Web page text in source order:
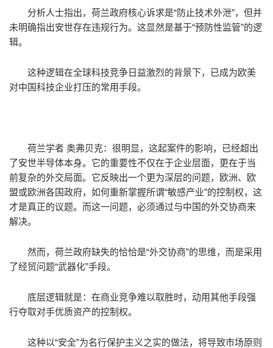
分析人士指出，荷兰政府核心诉求是“防止技术外泄”，但并
未明确指出安世存在违规行为。这显然是基于“预防性监管”的逻
辑。
这种逻辑在全球科技竞争日益激烈的背景下，已成为欧美
对中国科技企业打压的常用手段。
荷兰学者 奥弗贝克：很明显，这起案件的影响，已经超出
了安世半导体本身。它的重要性不仅在于企业层面，更在于当
前复杂的外交局面。它反映出一个更为深层的问题，欧洲、欧
盟或欧洲各国政府，如何重新掌握所谓“敏感产业”的控制权，这
才是真正的议题。而这一问题，必须通过与中国的外交协商来
解决。
然而，荷兰政府缺失的恰恰是“外交协商”的思维，而是采用
了经贸问题“武器化”手段。
底层逻辑就是：在商业竞争难以取胜时，动用其他手段强
行夺取对手优质资产的控制权。
这种以“安全”为名行保护主义之实的做法，将导致市场原则